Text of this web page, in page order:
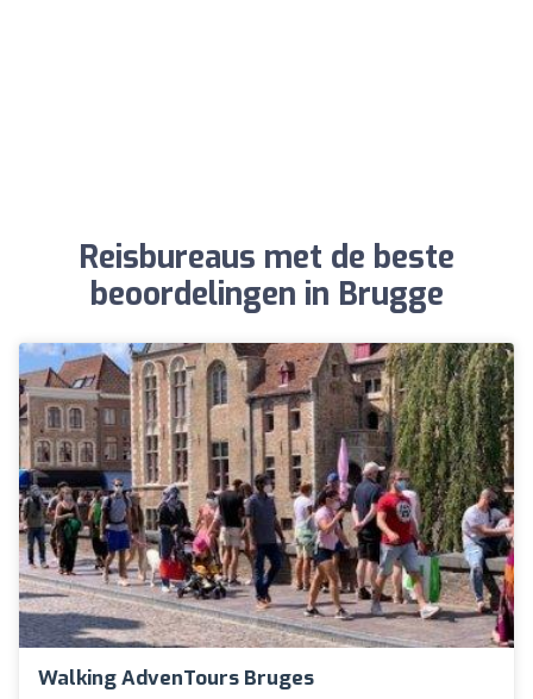
Reisbureaus met de beste
beoordelingen in Brugge
Walking AdvenTours Bruges